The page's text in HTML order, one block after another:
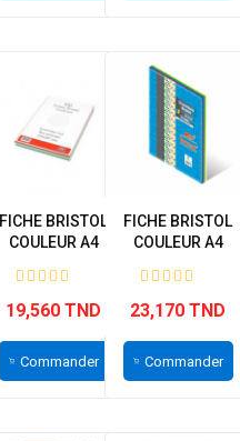
FICHE BRISTOL
COULEUR A4
19,560 TND
Commander
FICHE BRISTOL
COULEUR A4
MODELE...
23,170 TND
Commander